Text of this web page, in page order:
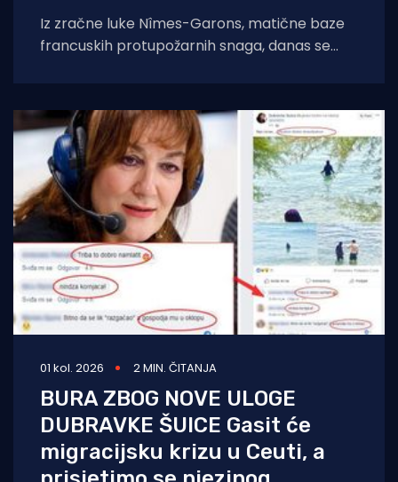
Iz zračne luke Nîmes-Garons, matične baze
francuskih protupožarnih snaga, danas se
01 kol. 2026 2 MIN. ČITANJA
BURA ZBOG NOVE ULOGE
DUBRAVKE ŠUICE Gasit će
migracijsku krizu u Ceuti, a